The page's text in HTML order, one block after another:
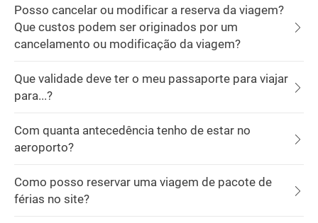
Posso cancelar ou modificar a reserva da viagem?
Que custos podem ser originados por um
cancelamento ou modificação da viagem?
Que validade deve ter o meu passaporte para viajar
para...?
Com quanta antecedência tenho de estar no
aeroporto?
Como posso reservar uma viagem de pacote de
férias no site?